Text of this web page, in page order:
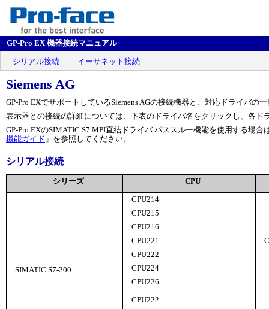
GP-Pro EX 機器接続マニュアル
シリアル接続 イーサネット接続
Siemens AG
GP-Pro EXでサポートしているSiemens AGの接続機器と、対応ドライバの
表示器との接続の詳細については、下表のドライバ名をクリックし、各ド
GP-Pro EXのSIMATIC S7 MPI直結ドライバ パススルー機能を使用する場合
機能ガイド 」を参照してください。
シリアル接続
シリーズ CPU
SIMATIC S7-200
CPU214
CPU215
CPU216
CPU221
CPU222
CPU224
CPU226
CPU222